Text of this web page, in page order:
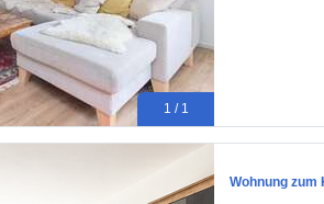
1 / 1
Wohnung zum